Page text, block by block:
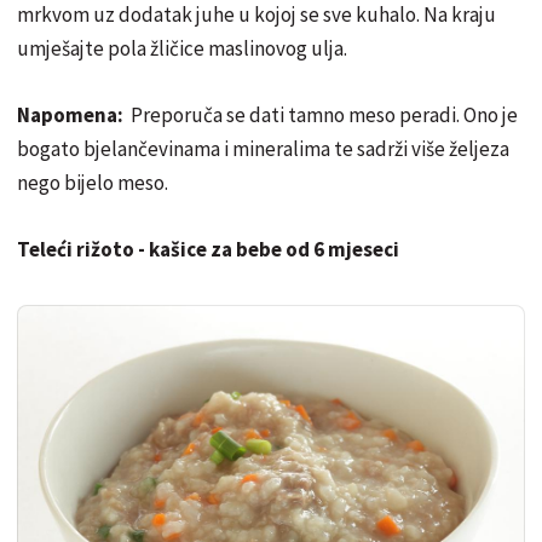
mrkvom uz dodatak juhe u kojoj se sve kuhalo. Na kraju
umješajte pola žličice maslinovog ulja.
Napomena: Preporuča se dati tamno meso peradi. Ono je
bogato bjelančevinama i mineralima te sadrži više željeza
nego bijelo meso.
Teleći rižoto - kašice za bebe od 6 mjeseci